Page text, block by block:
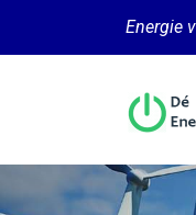
Energie